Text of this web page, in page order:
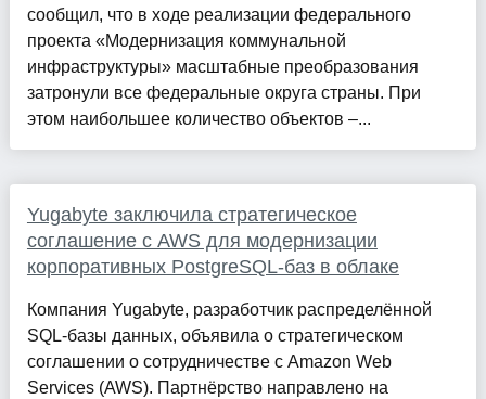
сообщил, что в ходе реализации федерального
проекта «Модернизация коммунальной
инфраструктуры» масштабные преобразования
затронули все федеральные округа страны. При
этом наибольшее количество объектов –...
Yugabyte заключила стратегическое
соглашение с AWS для модернизации
корпоративных PostgreSQL-баз в облаке
Компания Yugabyte, разработчик распределённой
SQL-базы данных, объявила о стратегическом
соглашении о сотрудничестве с Amazon Web
Services (AWS). Партнёрство направлено на